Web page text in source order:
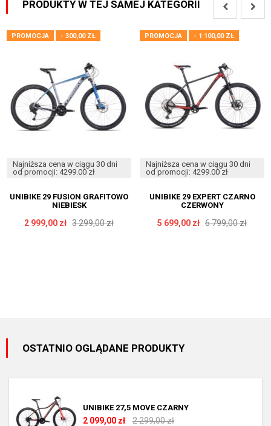
PRODUKTY W TEJ SAMEJ KATEGORII
PROMOCJA - 300,00 ZŁ
Najniższa cena w ciągu 30 dni
od promocji: 4299.00 zł
UNIBIKE 29 FUSION GRAFITOWO
NIEBIESK
2 999,00 zł 3 299,00 zł
PROMOCJA - 1 100,00 ZŁ
Najniższa cena w ciągu 30 dni
od promocji: 4299.00 zł
UNIBIKE 29 EXPERT CZARNO
CZERWONY
5 699,00 zł 6 799,00 zł
OSTATNIO OGLĄDANE PRODUKTY
UNIBIKE 27,5 MOVE CZARNY
2 099,00 zł 2 299,00 zł